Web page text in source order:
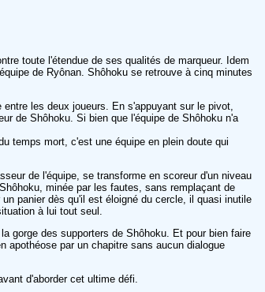
toute l'étendue de ses qualités de marqueur. Idem
de Ryônan. Shôhoku se retrouve à cinq minutes
les deux joueurs. En s'appuyant sur le pivot,
de Shôhoku. Si bien que l'équipe de Shôhoku n'a
temps mort, c'est une équipe en plein doute qui
de l'équipe, se transforme en scoreur d'un niveau
minée par les fautes, sans remplaçant de
panier dès qu'il est éloigné du cercle, il quasi inutile
à lui tout seul.
gorge des supporters de Shôhoku. Et pour bien faire
par un chapitre sans aucun dialogue
d'aborder cet ultime défi.